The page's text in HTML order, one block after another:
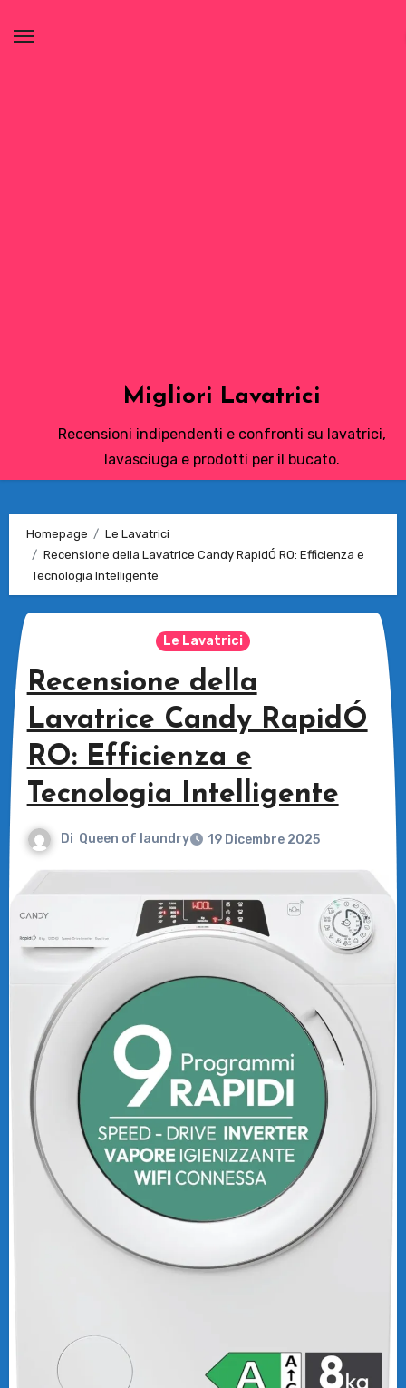
Migliori Lavatrici
Recensioni indipendenti e confronti su lavatrici,
lavasciuga e prodotti per il bucato.
Homepage
Le Lavatrici
Recensione della Lavatrice Candy RapidÓ RO: Efficienza e
Tecnologia Intelligente
Le Lavatrici
Recensione della
Lavatrice Candy RapidÓ
RO: Efficienza e
Tecnologia Intelligente
Di Queen of laundry 19 Dicembre 2025